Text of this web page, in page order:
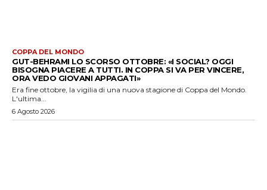
COPPA DEL MONDO
GUT-BEHRAMI LO SCORSO OTTOBRE: «I SOCIAL? OGGI
BISOGNA PIACERE A TUTTI. IN COPPA SI VA PER VINCERE,
ORA VEDO GIOVANI APPAGATI»
Era fine ottobre, la vigilia di una nuova stagione di Coppa del Mondo.
L'ultima...
6 Agosto 2026